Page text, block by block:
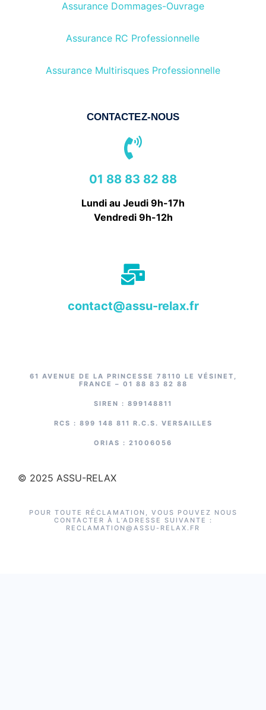
Assurance Dommages-Ouvrage
Assurance RC Professionnelle
Assurance Multirisques Professionnelle
CONTACTEZ-NOUS
01 88 83 82 88
Lundi au Jeudi 9h-17h
Vendredi 9h-12h
contact@assu-relax.fr
© 2025 ASSU-RELAX
POUR TOUTE RÉCLAMATION, VOUS POUVEZ NOUS
CONTACTER À L’ADRESSE SUIVANTE :
RECLAMATION@ASSU-RELAX.FR
61 AVENUE DE LA PRINCESSE 78110 LE VÉSINET,
FRANCE – 01 88 83 82 88
SIREN : 899148811
RCS : 899 148 811 R.C.S. VERSAILLES
ORIAS : 21006056